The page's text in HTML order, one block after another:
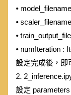
•
•
•
• numIteration :
設定完成後，即
2.
設定